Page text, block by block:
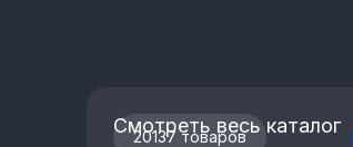
20137 товаров
Смотреть весь каталог